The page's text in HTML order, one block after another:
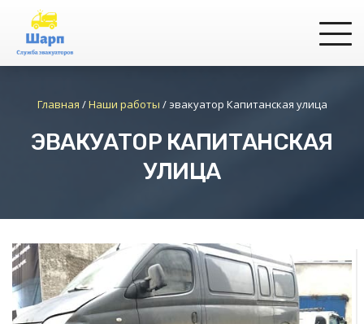
Главная /Наши работы / эвакуатор Капитанская улица
ЭВАКУАТОР КАПИТАНСКАЯ
УЛИЦА